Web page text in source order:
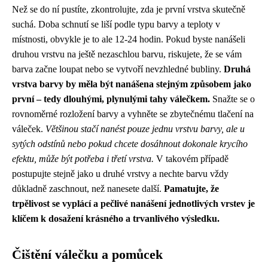
Než se do ní pustíte, zkontrolujte, zda je první vrstva skutečně
suchá. Doba schnutí se liší podle typu barvy a teploty v
místnosti, obvykle je to ale 12-24 hodin. Pokud byste nanášeli
druhou vrstvu na ještě nezaschlou barvu, riskujete, že se vám
barva začne loupat nebo se vytvoří nevzhledné bubliny. Druhá
vrstva barvy by měla být nanášena stejným způsobem jako
první – tedy dlouhými, plynulými tahy válečkem. Snažte se o
rovnoměrné rozložení barvy a vyhněte se zbytečnému tlačení na
váleček. Většinou stačí nanést pouze jednu vrstvu barvy, ale u
sytých odstínů nebo pokud chcete dosáhnout dokonale krycího
efektu, může být potřeba i třetí vrstva. V takovém případě
postupujte stejně jako u druhé vrstvy a nechte barvu vždy
důkladně zaschnout, než nanesete další. Pamatujte, že
trpělivost se vyplácí a pečlivé nanášení jednotlivých vrstev je
klíčem k dosažení krásného a trvanlivého výsledku.
Čištění válečku a pomůcek